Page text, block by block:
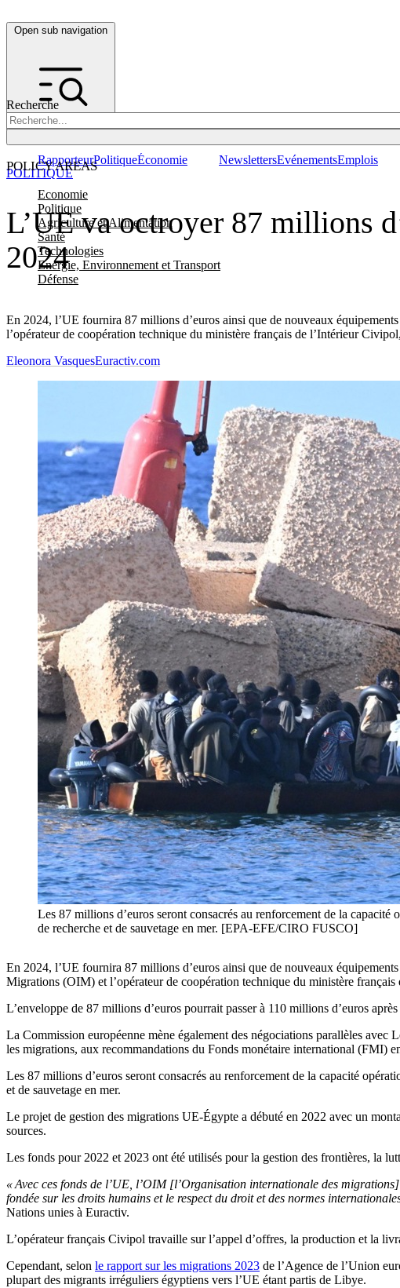
Open sub navigation
Recherche
POLICY AREAS
Economie
Politique
Agriculture et Alimentation
Santé
Technologies
Energie, Environnement et Transport
Défense
RapporteurPolitiqueÉconomie NewslettersEvénementsEmplois
L’UE va octroyer 87 millions
2024
En 2024, l’UE fournira 87 millions d’euros ainsi que de nouveaux
l’opérateur de coopération technique du ministère français de l’Intérieur
POLITIQUE
Eleonora VasquesEuractiv.com
Les 87 millions d’euros seront consacrés au renforcement de la
de recherche et de sauvetage en mer. [EPA-EFE/CIRO FUSCO]
En 2024, l’UE fournira 87 millions d’euros ainsi que de nouveaux
Migrations (OIM) et l’opérateur de coopération technique du ministère
L’enveloppe de 87 millions d’euros pourrait passer à 110 millions d’euros
La Commission européenne mène également des négociations parallèles
les migrations, aux recommandations du Fonds monétaire international (FMI)
Les 87 millions d’euros seront consacrés au renforcement de la capacité
et de sauvetage en mer.
Le projet de gestion des migrations UE-Égypte a débuté en 2022 avec un
sources.
Les fonds pour 2022 et 2023 ont été utilisés pour la gestion des frontières, la
« Avec ces fonds de l’UE, l’OIM [l’Organisation internationale des
fondée sur les droits humains et le respect du droit et des normes
Nations unies à Euractiv.
L’opérateur français Civipol travaille sur l’appel d’offres, la production et la
Cependant, selon le rapport sur les migrations 2023 de l’Agence de l’Union
plupart des migrants irréguliers égyptiens vers l’UE étant partis de Libye.